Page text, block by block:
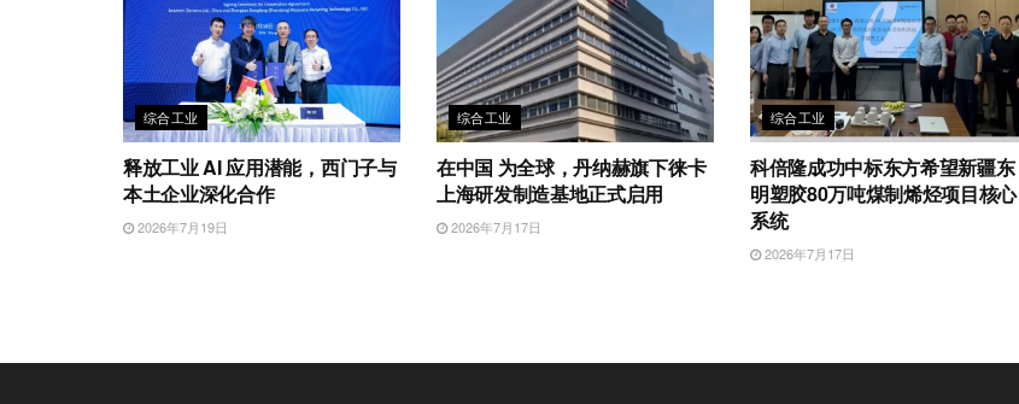
综合工业
释放工业 AI 应用潜能，西门子与
本土企业深化合作
2026年7月19日
综合工业
在中国 为全球，丹纳赫旗下徕卡
上海研发制造基地正式启用
2026年7月17日
综合工业
科倍隆成功中标东方希望新疆东
明塑胶80万吨煤制烯烃项目核心
系统
2026年7月17日